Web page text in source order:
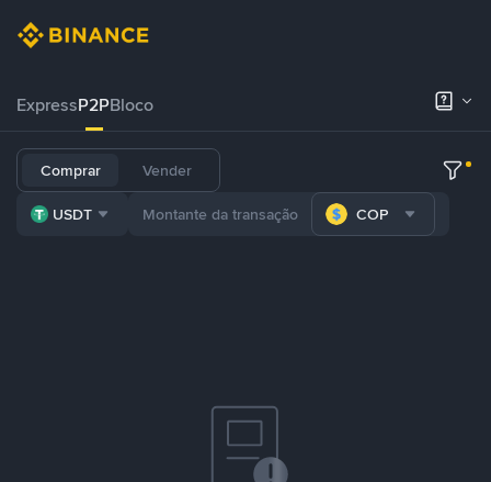
ExpressP2PBloco
Comprar Vender
USDT COP